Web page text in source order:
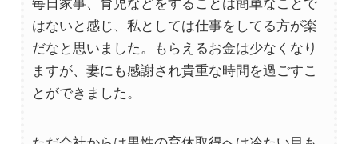
毎日家事、育児などをすることは簡単なことで
はないと感じ、私としては仕事をしてる方が楽
だなと思いました。もらえるお金は少なくなり
ますが、妻にも感謝され貴重な時間を過ごすこ
とができました。